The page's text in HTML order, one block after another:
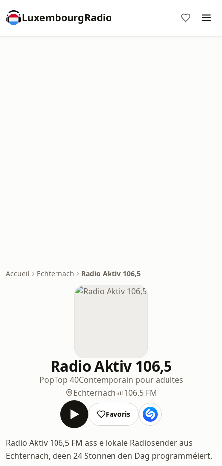
LuxembourgRadio
Accueil Echternach Radio Aktiv 106,5
Radio Aktiv 106,5
PopTop 40Contemporain pour adultes
Echternach
106.5 FM
Favoris
Radio Aktiv 106,5 FM ass e lokale Radiosender aus
Echternach, deen 24 Stonnen den Dag programméiert.